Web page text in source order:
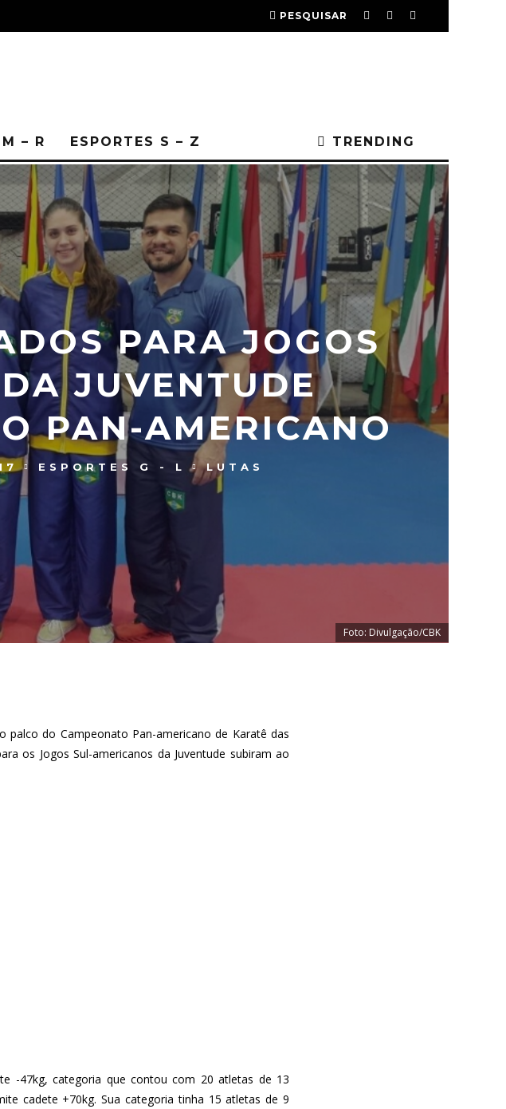
PESQUISAR
– R ESPORTES S – Z TRENDING
PARA JOGOS
JUVENTUDE
PAN-AMERICANO
ESPORTES G - L LUTAS
Foto: Divulgação/CBK
do Campeonato Pan-americano de Karatê das
os Jogos Sul-americanos da Juventude subiram ao
-47kg, categoria que contou com 20 atletas de 13
cadete +70kg. Sua categoria tinha 15 atletas de 9